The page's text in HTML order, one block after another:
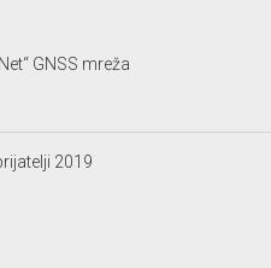
GNSS mreža
2019